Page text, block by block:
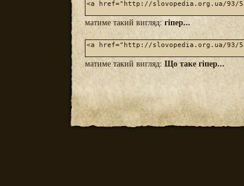
матиме такий вигляд:гіпер...
матиме такий вигляд: Що таке гіпер...